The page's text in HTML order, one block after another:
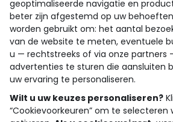
wie zijn we?
hulp nodig
loyalty club
onze catalogus
geoptimaliseerde navigatie en
beter zijn afgestemd op uw
worden gebruikt om: het aantal
van de website te meten, eventuele
u — rechtstreeks of via onze partners
advertenties te sturen die aansluiten
uw ervaring te personaliseren.
Wilt u uw keuzes personaliseren?
“Cookievoorkeuren” om te selecteren